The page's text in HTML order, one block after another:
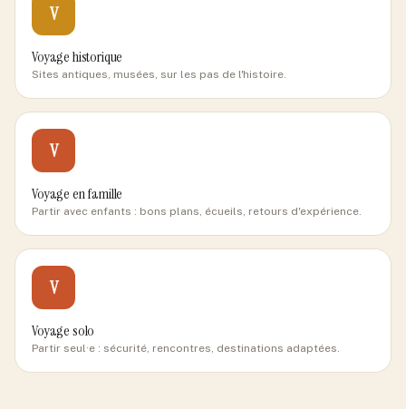
V
Voyage historique
Sites antiques, musées, sur les pas de l'histoire.
V
Voyage en famille
Partir avec enfants : bons plans, écueils, retours d'expérience.
V
Voyage solo
Partir seul·e : sécurité, rencontres, destinations adaptées.